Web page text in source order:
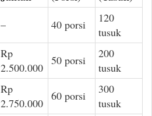
– 40 porsi
120
tusuk
Rp
2.500.000
50 porsi
200
tusuk
Rp
2.750.000
60 porsi
300
tusuk